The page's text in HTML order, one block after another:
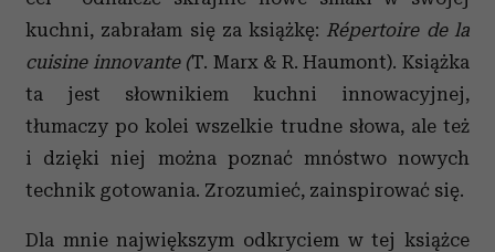
kuchni, zabrałam się za książkę: Répertoire de la
cuisine innovante (T. Marx & R. Haumont). Książka
ta jest słownikiem kuchni innowacyjnej,
tłumaczy po kolei wszelkie trudne słowa, ale też
i dzięki niej można poznać mnóstwo nowych
technik gotowania. Zrozumieć, zainspirować się.
Dla mnie największym odkryciem w tej książce